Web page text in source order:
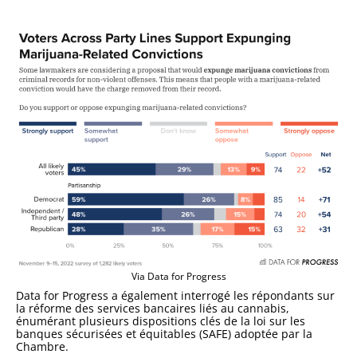
Via Data for Progress
Data for Progress a également interrogé les répondants sur
la réforme des services bancaires liés au cannabis,
énumérant plusieurs dispositions clés de la loi sur les
banques sécurisées et équitables (SAFE) adoptée par la
Chambre.